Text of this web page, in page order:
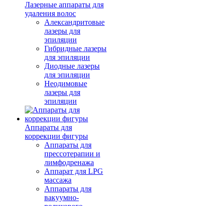
Лазерные аппараты для
удаления волос
Александритовые
лазеры для
эпиляции
Гибридные лазеры
для эпиляции
Диодные лазеры
для эпиляции
Неодимовые
лазеры для
эпиляции
Аппараты для
коррекции фигуры
Аппараты для
прессотерапии и
лимфодренажа
Аппарат для LPG
массажа
Аппараты для
вакуумно-